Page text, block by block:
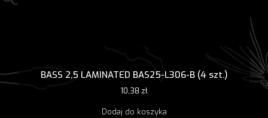
BASS 2,5 LAMINATED BAS25-L306-B (4 szt.)
10,38 zł
Dodaj do koszyka